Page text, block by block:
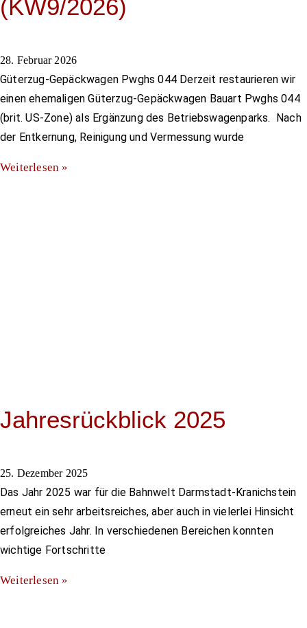
(KW9/2026)
28. Februar 2026
Güterzug-Gepäckwagen Pwghs 044 Derzeit restaurieren wir
einen ehemaligen Güterzug-Gepäckwagen Bauart Pwghs 044
(brit. US-Zone) als Ergänzung des Betriebswagenparks. Nach
der Entkernung, Reinigung und Vermessung wurde
Weiterlesen »
Jahresrückblick 2025
25. Dezember 2025
Das Jahr 2025 war für die Bahnwelt Darmstadt-Kranichstein
erneut ein sehr arbeitsreiches, aber auch in vielerlei Hinsicht
erfolgreiches Jahr. In verschiedenen Bereichen konnten
wichtige Fortschritte
Weiterlesen »